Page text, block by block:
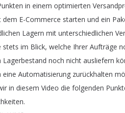
in einem optimierten
dem E-Commerce starten und ein
Lagern mit unterschiedlichen
stets im Blick, welche Ihrer Aufträge
Lagerbestand noch nicht ausliefern
eine Automatisierung zurückhalten
in diesem Video die folgenden
.